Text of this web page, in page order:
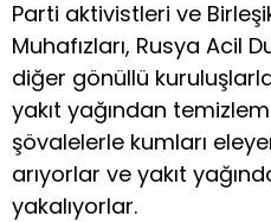
Parti aktivistleri ve
Muhafızları, Rusya Acil
diğer gönüllü
yakıt yağından
şövalelerle kumları
arıyorlar ve yakıt
yakalıyorlar.